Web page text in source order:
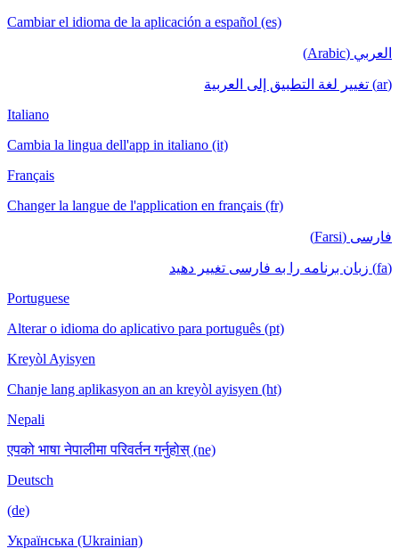
Cambiar el idioma de la aplicación a español (es)
العربي (Arabic)
(ar) تغيير لغة التطبيق إلى العربية
Italiano
Cambia la lingua dell'app in italiano (it)
Français
Changer la langue de l'application en français (fr)
فارسی (Farsi)
(fa) زبان برنامه را به فارسی تغییر دهید
Portuguese
Alterar o idioma do aplicativo para português (pt)
Kreyòl Ayisyen
Chanje lang aplikasyon an an kreyòl ayisyen (ht)
Nepali
एपको भाषा नेपालीमा परिवर्तन गर्नुहोस् (ne)
Deutsch
(de)
Українська (Ukrainian)